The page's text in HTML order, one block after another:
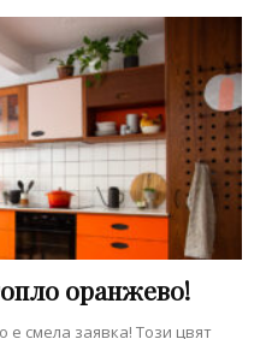
оранжево!
е смела заявка! Този цвят